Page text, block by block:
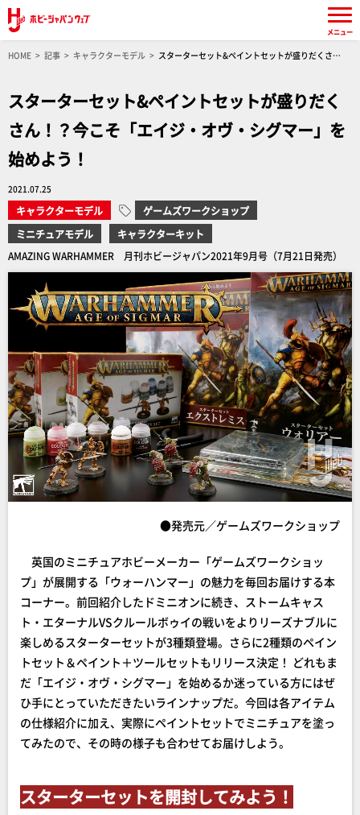
HOME 記事 キャラクターモデル
スターターセット&ペイントセットが盛りだくさ
スターターセット&ペイントセットが盛りだく
さん！？今こそ「エイジ・オヴ・シグマー」を
始めよう！
2021.07.25
キャラクターモデル
ゲームズワークショップ
ミニチュアモデル
キャラクターキット
AMAZING WARHAMMER 月刊ホビージャパン2021年9月号（7月21日発売）
●発売元／ゲームズワークショップ
英国のミニチュアホビーメーカー「ゲームズワークショッ
プ」が展開する「ウォーハンマー」の魅力を毎回お届けする本
コーナー。前回紹介したドミニオンに続き、ストームキャス
ト・エターナルVSクルールボゥイの戦いをよりリーズナブルに
楽しめるスターターセットが3種類登場。さらに2種類のペイン
トセット＆ペイント＋ツールセットもリリース決定！ どれもま
だ「エイジ・オヴ・シグマー」を始めるか迷っている方にはぜ
ひ手にとっていただきたいラインナップだ。今回は各アイテム
の仕様紹介に加え、実際にペイントセットでミニチュアを塗っ
てみたので、その時の様子も合わせてお届けしよう。
スターターセットを開封してみよう！
メニュー